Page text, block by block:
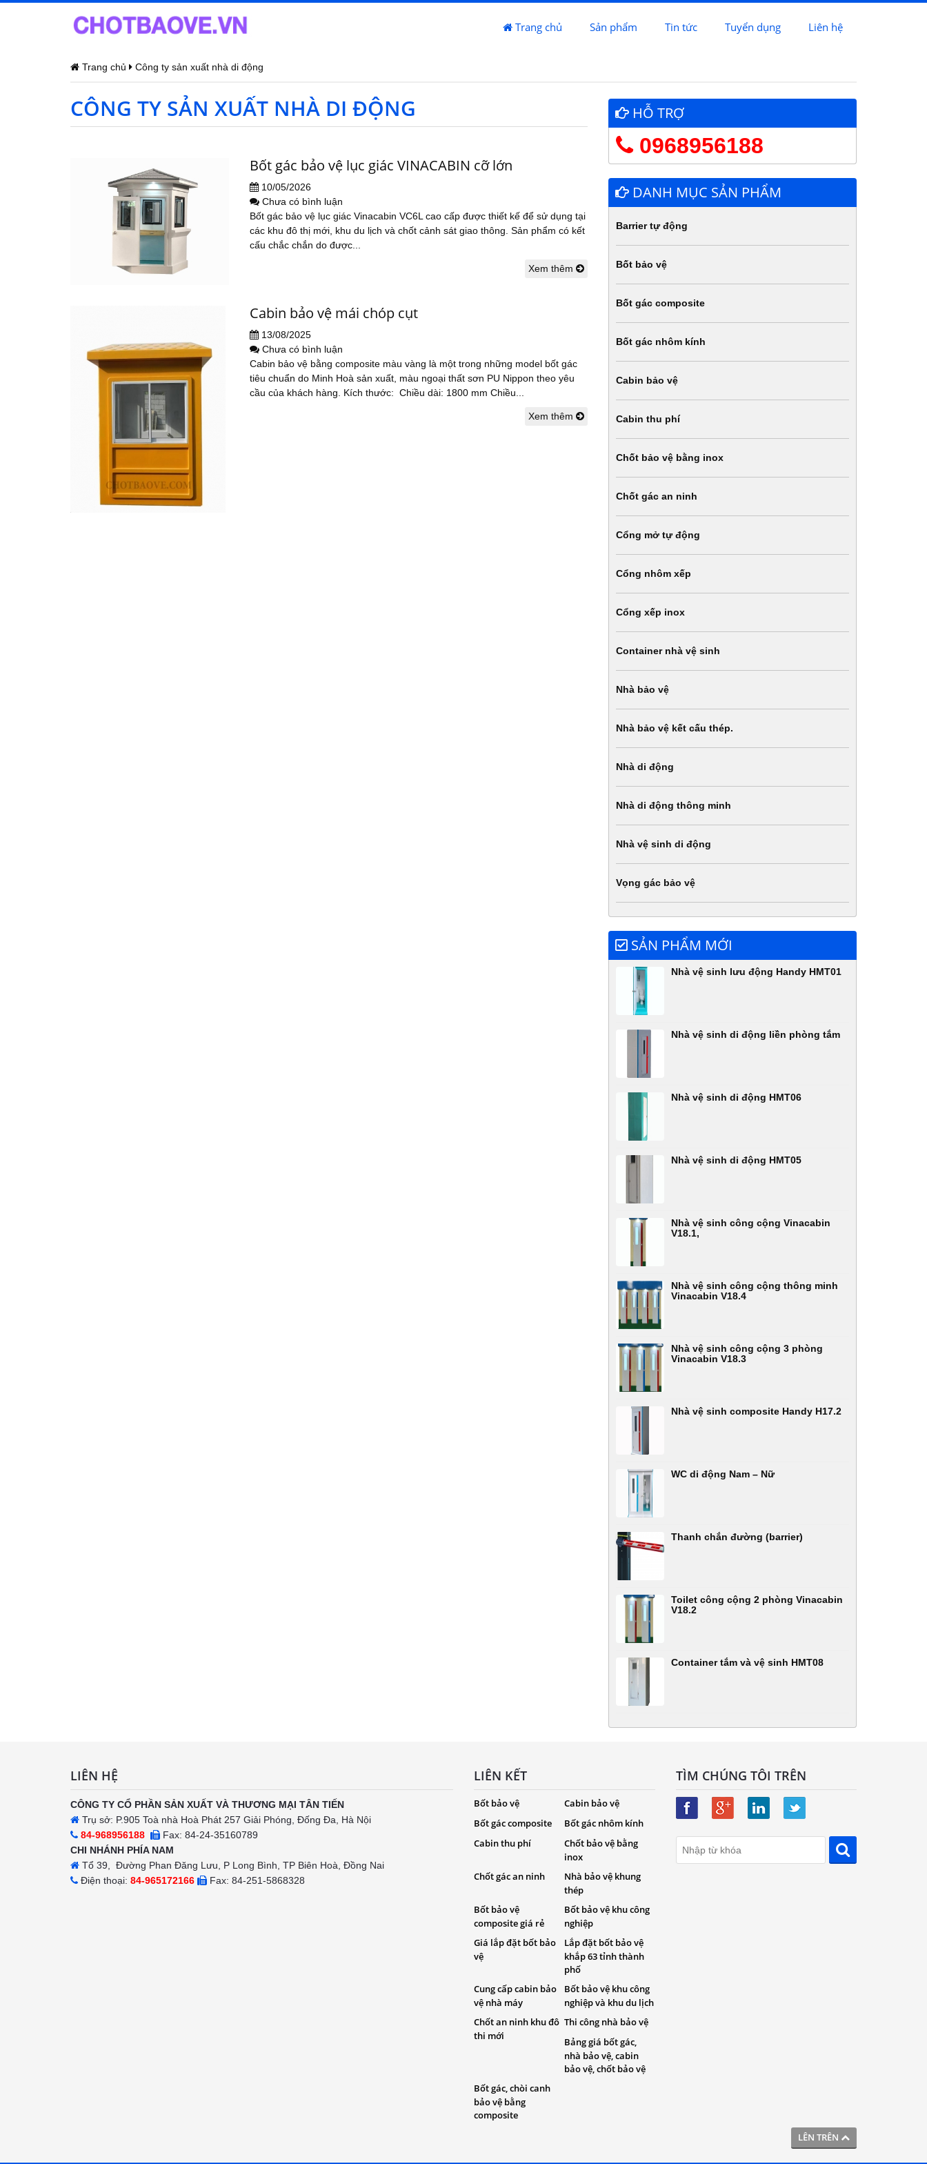
Trang chủ Sản phẩm Tin tức Tuyển dụng Liên hệ
Trang chủ Công ty sản xuất nhà di động
CÔNG TY SẢN XUẤT NHÀ DI ĐỘNG
Bốt gác bảo vệ lục giác VINACABIN cỡ lớn
10/05/2026
Chưa có bình luận
Bốt gác bảo vệ lục giác Vinacabin VC6L cao cấp được thiết kế để sử dụng tại
các khu đô thị mới, khu du lịch và chốt cảnh sát giao thông. Sản phẩm có kết
cấu chắc chắn do được...
Xem thêm
Cabin bảo vệ mái chóp cụt
13/08/2025
Chưa có bình luận
Cabin bảo vệ bằng composite màu vàng là một trong những model bốt gác
tiêu chuẩn do Minh Hoà sản xuất, màu ngoại thất sơn PU Nippon theo yêu
cầu của khách hàng. Kích thước: Chiều dài: 1800 mm Chiều...
Xem thêm
HỖ TRỢ
0968956188
DANH MỤC SẢN PHẨM
Barrier tự động
Bốt bảo vệ
Bốt gác composite
Bốt gác nhôm kính
Cabin bảo vệ
Cabin thu phí
Chốt bảo vệ bằng inox
Chốt gác an ninh
Cổng mở tự động
Cổng nhôm xếp
Cổng xếp inox
Container nhà vệ sinh
Nhà bảo vệ
Nhà bảo vệ kết cấu thép.
Nhà di động
Nhà di động thông minh
Nhà vệ sinh di động
Vọng gác bảo vệ
SẢN PHẨM MỚI
Nhà vệ sinh lưu động Handy HMT01
Nhà vệ sinh di động liền phòng tắm
Nhà vệ sinh di động HMT06
Nhà vệ sinh di động HMT05
Nhà vệ sinh công cộng Vinacabin
V18.1,
Nhà vệ sinh công cộng thông minh
Vinacabin V18.4
Nhà vệ sinh công cộng 3 phòng
Vinacabin V18.3
Nhà vệ sinh composite Handy H17.2
WC di động Nam – Nữ
Thanh chắn đường (barrier)
Toilet công cộng 2 phòng Vinacabin
V18.2
Container tắm và vệ sinh HMT08
LÊN TRÊN
LIÊN HỆ
CÔNG TY CỔ PHẦN SẢN XUẤT VÀ THƯƠNG MẠI TÂN TIẾN
Trụ sở: P.905 Toà nhà Hoà Phát 257 Giải Phóng, Đống Đa, Hà Nội
84-968956188
Fax: 84-24-35160789
CHI NHÁNH PHÍA NAM
Tổ 39, Đường Phan Đăng Lưu, P Long Bình, TP Biên Hoà, Đồng Nai
Điện thoại: 84-965172166 Fax: 84-251-5868328
LIÊN KẾT
Bốt bảo vệ
Cabin bảo vệ
Bốt gác composite
Bốt gác nhôm kính
Cabin thu phí
Chốt bảo vệ bằng
inox
Chốt gác an ninh Nhà bảo vệ khung
thép
Bốt bảo vệ
composite giá rẻ
Bốt bảo vệ khu công
nghiệp
Giá lắp đặt bốt bảo
vệ
Lắp đặt bốt bảo vệ
khắp 63 tỉnh thành
phố
Cung cấp cabin bảo
vệ nhà máy
Bốt bảo vệ khu công
nghiệp và khu du lịch
Chốt an ninh khu đô
thi mới
Thi công nhà bảo vệ
Bảng giá bốt gác,
nhà bảo vệ, cabin
bảo vệ, chốt bảo vệ
Bốt gác, chòi canh
bảo vệ bằng
composite
TÌM CHÚNG TÔI TRÊN